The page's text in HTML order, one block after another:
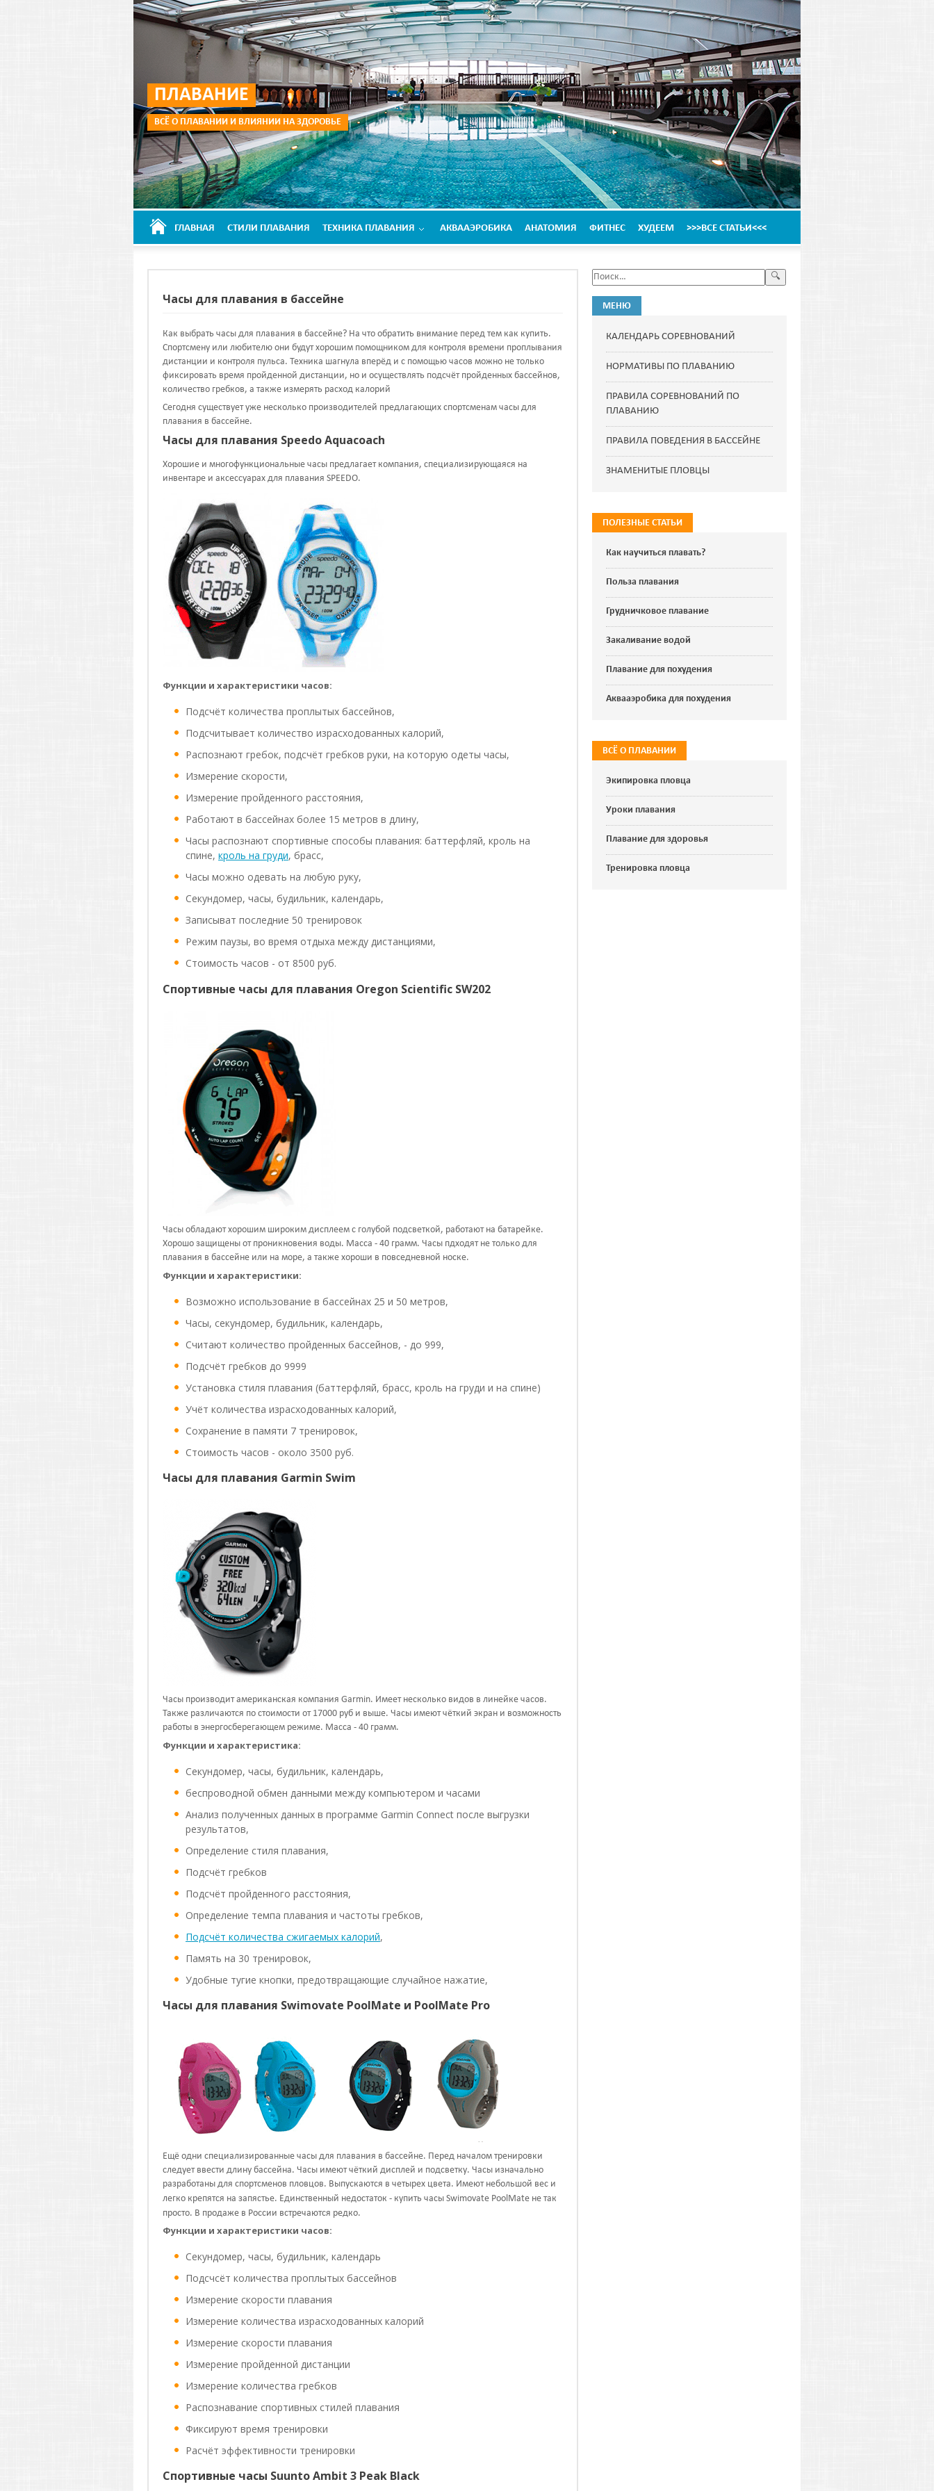
ПЛАВАНИЕ
ВСЁ О ПЛАВАНИИ И ВЛИЯНИИ НА ЗДОРОВЬЕ
ГЛАВНАЯ СТИЛИ ПЛАВАНИЯ ТЕХНИКА ПЛАВАНИЯ АКВААЭРОБИКА АНАТОМИЯ ФИТНЕС ХУДЕЕМ >>>ВСЕ СТАТЬИ<<<
Часы для плавания в бассейне
Как выбрать часы для плавания в бассейне? На что обратить внимание перед тем как купить.
Спортсмену или любителю они будут хорошим помощником для контроля времени проплывания
дистанции и контроля пульса. Техника шагнула вперёд и с помощью часов можно не только
фиксировать время пройденной дистанции, но и осуществлять подсчёт пройденных бассейнов,
количество гребков, а также измерять расход калорий
Сегодня существует уже несколько производителей предлагающих спортсменам часы для
плавания в бассейне.
Часы для плавания Speedo Aquacoach
Хорошие и многофункциональные часы предлагает компания, специализирующаяся на
инвентаре и аксессуарах для плавания SPEEDO.
Функции и характеристики часов:
Подсчёт количества проплытых бассейнов,
Подсчитывает количество израсходованных калорий,
Распознают гребок, подсчёт гребков руки, на которую одеты часы,
Измерение скорости,
Измерение пройденного расстояния,
Работают в бассейнах более 15 метров в длину,
Часы распознают спортивные способы плавания: баттерфляй, кроль на
спине, кроль на груди, брасс,
Часы можно одевать на любую руку,
Секундомер, часы, будильник, календарь,
Записыват последние 50 тренировок
Режим паузы, во время отдыха между дистанциями,
Стоимость часов - от 8500 руб.
Спортивные часы для плавания Oregon Scientific SW202
Часы обладают хорошим широким дисплеем с голубой подсветкой, работают на батарейке.
Хорошо защищены от проникновения воды. Масса - 40 грамм. Часы пдходят не только для
плавания в бассейне или на море, а также хороши в повседневной носке.
Функции и характеристики:
Возможно использование в бассейнах 25 и 50 метров,
Часы, секундомер, будильник, календарь,
Считают количество пройденных бассейнов, - до 999,
Подсчёт гребков до 9999
Установка стиля плавания (баттерфляй, брасс, кроль на груди и на спине)
Учёт количества израсходованных калорий,
Сохранение в памяти 7 тренировок,
Стоимость часов - около 3500 руб.
Часы для плавания Garmin Swim
Часы производит американская компания Garmin. Имеет несколько видов в линейке часов.
Также различаются по стоимости от 17000 руб и выше. Часы имеют чёткий экран и возможность
работы в энергосберегающем режиме. Масса - 40 грамм.
Функции и характеристика:
Секундомер, часы, будильник, календарь,
беспроводной обмен данными между компьютером и часами
Анализ полученных данных в программе Garmin Connect после выгрузки
результатов,
Определение стиля плавания,
Подсчёт гребков
Подсчёт пройденного расстояния,
Определение темпа плавания и частоты гребков,
Подсчёт количества сжигаемых калорий,
Память на 30 тренировок,
Удобные тугие кнопки, предотвращающие случайное нажатие,
Часы для плавания Swimovate PoolMate и PoolMate Pro
Ещё одни специализированные часы для плавания в бассейне. Перед началом тренировки
следует ввести длину бассейна. Часы имеют чёткий дисплей и подсветку. Часы изначально
разработаны для спортсменов пловцов. Выпускаются в четырех цвета. Имеют небольшой вес и
легко крепятся на запястье. Единственный недостаток - купить часы Swimovate PoolMate не так
просто. В продаже в России встречаются редко.
Функции и характеристики часов:
Секундомер, часы, будильник, календарь
Подсчсёт количества проплытых бассейнов
Измерение скорости плавания
Измерение количества израсходованных калорий
Измерение скорости плавания
Измерение пройденной дистанции
Измерение количества гребков
Распознавание спортивных стилей плавания
Фиксируют время тренировки
Расчёт эффективности тренировки
Спортивные часы Suunto Ambit 3 Peak Black
МЕНЮ
КАЛЕНДАРЬ СОРЕВНОВАНИЙ
НОРМАТИВЫ ПО ПЛАВАНИЮ
ПРАВИЛА СОРЕВНОВАНИЙ ПО
ПЛАВАНИЮ
ПРАВИЛА ПОВЕДЕНИЯ В БАССЕЙНЕ
ЗНАМЕНИТЫЕ ПЛОВЦЫ
ПОЛЕЗНЫЕ СТАТЬИ
Как научиться плавать?
Польза плавания
Грудничковое плавание
Закаливание водой
Плавание для похудения
Аквааэробика для похудения
ВСЁ О ПЛАВАНИИ
Экипировка пловца
Уроки плавания
Плавание для здоровья
Тренировка пловца